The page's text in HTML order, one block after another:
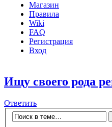
Магазин
Правила
Wiki
FAQ
Регистрация
Вход
Ищу своего рода
Ответить